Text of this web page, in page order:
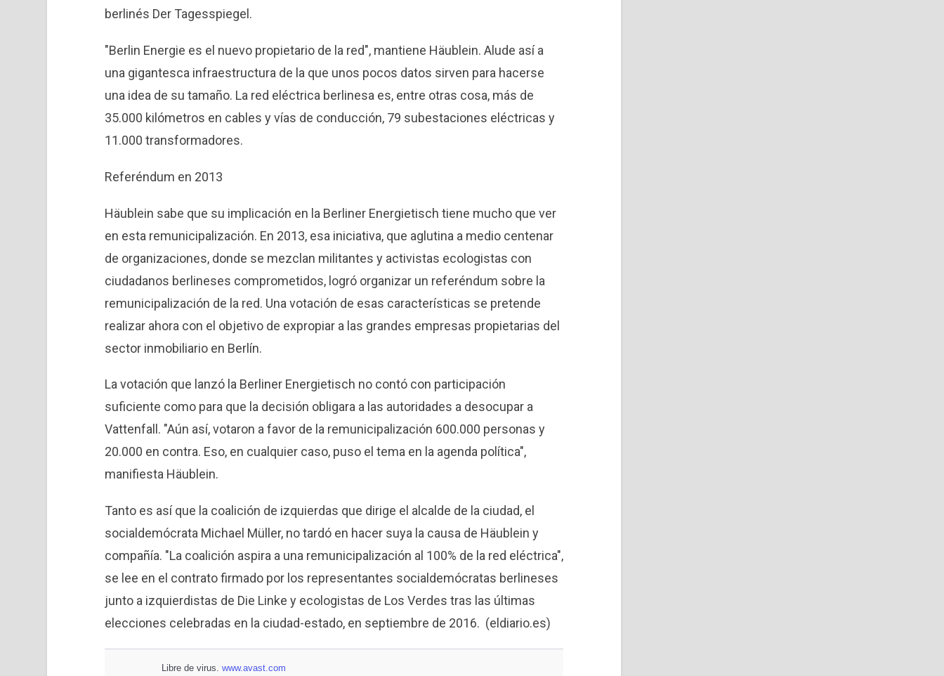
berlinés Der Tagesspiegel.
"Berlin Energie es el nuevo propietario de la red", mantiene Häublein. Alude así a
una gigantesca infraestructura de la que unos pocos datos sirven para hacerse
una idea de su tamaño. La red eléctrica berlinesa es, entre otras cosa, más de
35.000 kilómetros en cables y vías de conducción, 79 subestaciones eléctricas y
11.000 transformadores.
Referéndum en 2013
Häublein sabe que su implicación en la Berliner Energietisch tiene mucho que ver
en esta remunicipalización. En 2013, esa iniciativa, que aglutina a medio centenar
de organizaciones, donde se mezclan militantes y activistas ecologistas con
ciudadanos berlineses comprometidos, logró organizar un referéndum sobre la
remunicipalización de la red. Una votación de esas características se pretende
realizar ahora con el objetivo de expropiar a las grandes empresas propietarias del
sector inmobiliario en Berlín.
La votación que lanzó la Berliner Energietisch no contó con participación
suficiente como para que la decisión obligara a las autoridades a desocupar a
Vattenfall. "Aún así, votaron a favor de la remunicipalización 600.000 personas y
20.000 en contra. Eso, en cualquier caso, puso el tema en la agenda política",
manifiesta Häublein.
Tanto es así que la coalición de izquierdas que dirige el alcalde de la ciudad, el
socialdemócrata Michael Müller, no tardó en hacer suya la causa de Häublein y
compañía. "La coalición aspira a una remunicipalización al 100% de la red eléctrica",
se lee en el contrato firmado por los representantes socialdemócratas berlineses
junto a izquierdistas de Die Linke y ecologistas de Los Verdes tras las últimas
elecciones celebradas en la ciudad-estado, en septiembre de 2016. (eldiario.es)
Libre de virus. www.avast.com